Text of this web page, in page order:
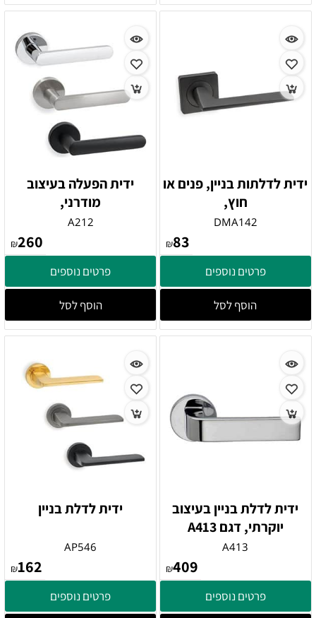
ידית לדלתות בניין, פנים או
חוץ,
DMA142
₪83
פרטים נוספים
הוסף לסל
ידית הפעלה בעיצוב
מודרני,
A212
₪260
פרטים נוספים
הוסף לסל
ידית לדלת בניין בעיצוב
יוקרתי, דגם A413
A413
₪409
פרטים נוספים
ידית לדלת בניין
AP546
₪162
פרטים נוספים